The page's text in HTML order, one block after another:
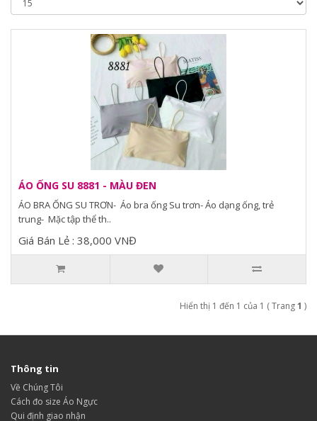
ÁO ỐNG SU 8881 - MÀU ĐEN
ÁO BRA ỐNG SU TRƠN- Áo bra ống Su trơn- Áo dạng ống, trẻ
trung- Mặc tập thể th..
Giá Bán Lẻ : 38,000 VNĐ
Hiển thị 1 đến 1 của 1 ( Trang1 )
Thông tin
Về Chúng Tôi
Cách đo size Áo Ngực
Qui định giao nhận